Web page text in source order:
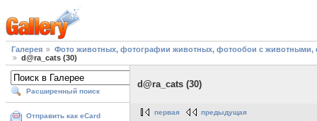
Галерея
Фото животных, фотографии животных, фотообои с
d@ra_cats (30)
Расширенный поиск
Отправить как eCard
d@ra_cats (30)
первая предыдущая